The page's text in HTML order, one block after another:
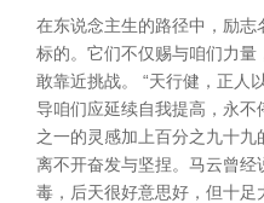
在东说念主生的路径中，励
标的。它们不仅赐与咱们力量
敢靠近挑战。 “天行健，正人
导咱们应延续自我提高，永不
之一的灵感加上百分之九十九
离不开奋发与坚捏。马云曾经
毒，后天很好意思好，但十